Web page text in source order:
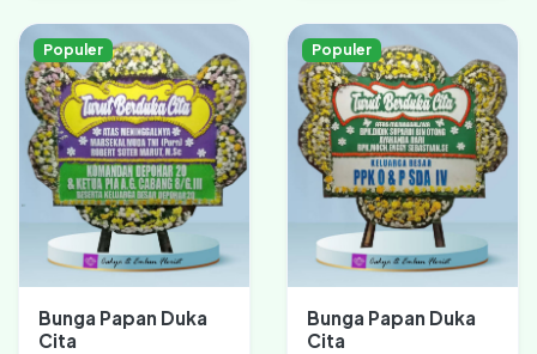
Populer
Bunga Papan Duka
Cita
Populer
Bunga Papan Duka
Cita